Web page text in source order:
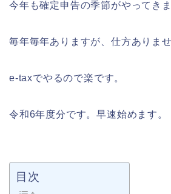
今年も確定申告の季節がやってきま
毎年毎年ありますが、仕方ありませ
e-taxでやるので楽です。
令和6年度分です。早速始めます。
目次